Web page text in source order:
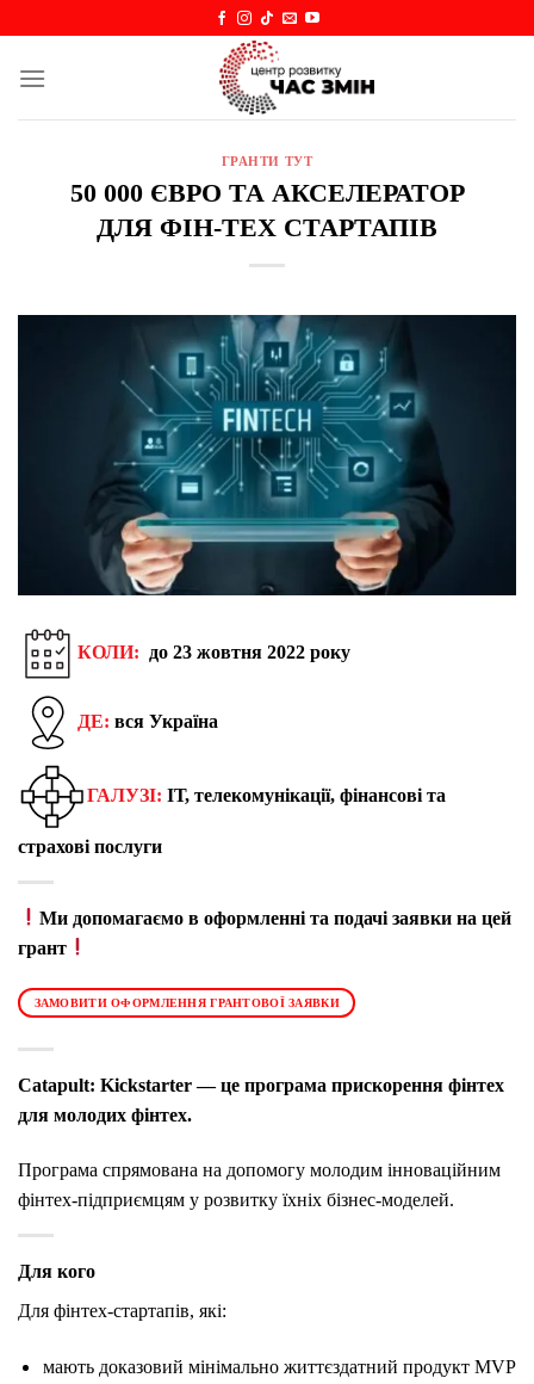
content
ГРАНТИ ТУТ
50 000 ЄВРО ТА АКСЕЛЕРАТОР
ДЛЯ ФІН-ТЕХ СТАРТАПІВ
КОЛИ: до 23 жовтня 2022 року
ДЕ: вся Україна
ГАЛУЗІ: ІТ, телекомунікації, фінансові та
страхові послуги
Ми допомагаємо в оформленні та подачі заявки на цей
грант
ЗАМОВИТИ ОФОРМЛЕННЯ ГРАНТОВОЇ ЗАЯВКИ
Catapult: Kickstarter — це програма прискорення фінтех
для молодих фінтех.
Програма спрямована на допомогу молодим інноваційним
фінтех-підприємцям у розвитку їхніх бізнес-моделей.
Для кого
Для фінтех-стартапів, які:
мають доказовий мінімально життєздатний продукт MVP